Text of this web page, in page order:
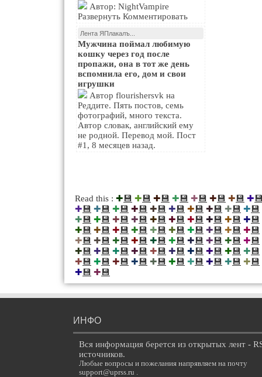
Развернуть Комментировать
Лента ЯПлакалъ...
Мужчина поймал любимую
кошку через год после
пропажи, она в тот же день
вспомнила его, дом и свои
игрушки
Реддите. Пять постов, семь
фотографий, много текста.
Автор словак, английский ему
не родной. Перевод мой. Пост
#1, 8 месяцев назад.
Read this : ✚💾 ✚💾 ✚💾 ✚💾 ✚💾 ✚💾 ✚💾 ✚
✚💾 ✚💾 ✚💾 ✚💾 ✚💾 ✚💾 ✚💾 ✚💾 ✚💾 ✚💾
✚💾 ✚💾 ✚💾 ✚💾 ✚💾 ✚💾 ✚💾 ✚💾 ✚💾 ✚💾
✚💾 ✚💾 ✚💾 ✚💾 ✚💾 ✚💾 ✚💾 ✚💾 ✚💾 ✚💾
✚💾 ✚💾 ✚💾 ✚💾 ✚💾 ✚💾 ✚💾 ✚💾 ✚💾 ✚💾
✚💾 ✚💾 ✚💾 ✚💾 ✚💾 ✚💾 ✚💾 ✚💾 ✚💾 ✚💾
✚💾 ✚💾 ✚💾 ✚💾 ✚💾 ✚💾 ✚💾 ✚💾 ✚💾 ✚💾
✚💾 ✚💾
ИНФО
Вся информация берется из открытых лент -
источников.
Любые вопросы и пожелания напрявляем на почту
support@uprss.ru .